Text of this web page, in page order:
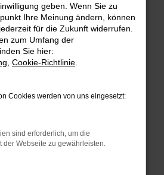
Error
Fehler aufgetreten.
Tipps, die dir helfen können:
Firewall und deine
Webseiten, zum Beispiel
wie Werbeblocker,
geben. Wenn Sie zu
Ihre Meinung ändern, können
für die Zukunft widerrufen.
zum Umfang der
Sie hier:
Cookie-Richtlinie
Cookies werden von uns eingesetzt:
sind erforderlich, um die
der Webseite zu gewährleisten.